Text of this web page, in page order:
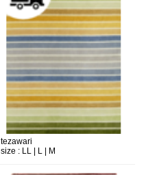
tezawari
size : LL | L | M